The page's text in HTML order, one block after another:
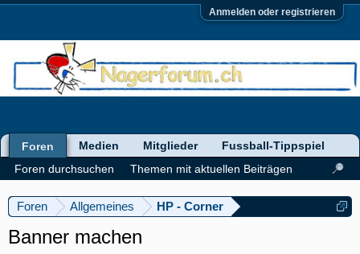
Anmelden oder registrieren
Foren Allgemeines HP - Corner
Banner machen
Foren
Foren durchsuchen
Themen mit aktuellen Beiträgen
Medien Mitglieder Fussball-Tippspiel